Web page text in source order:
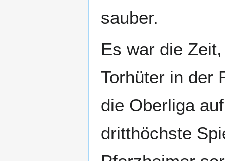
sauber.
Es war die
Torhüter in der
die Oberliga
dritthöchste